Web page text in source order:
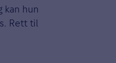
kan hun
Rett til